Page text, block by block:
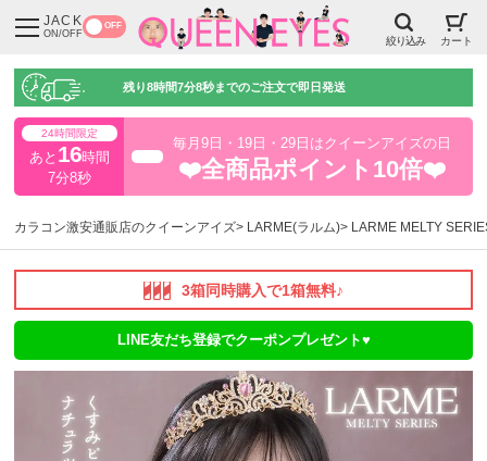
JACK
ON/OFF
OFF
絞り込み カート
残り8時間7分7秒までのご注文で即日発送
24時間限定
あと 16時間
7分7秒
毎月9日・19日・29日はクイーンアイズの日
❤️全商品ポイント10倍❤️
カラコン激安通販店のクイーンアイズ LARME(ラルム) LARME MELTY
3箱同時購入で1箱無料♪
LINE友だち登録でクーポンプレゼント♥